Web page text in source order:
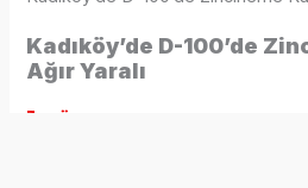
Kadıköy’de D-100’de
Ağır Yaralı
7 ay önce